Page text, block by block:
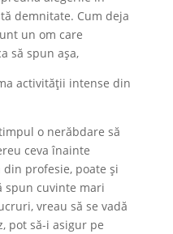
demnitate. Cum deja
un om care
să spun așa,
activității intense din
o nerăbdare să
ceva înainte
profesie, poate și
spun cuvinte mari
vreau să se vadă
pot să-i asigur pe